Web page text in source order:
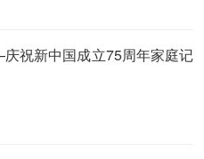
祝新中国成立75周年家庭记